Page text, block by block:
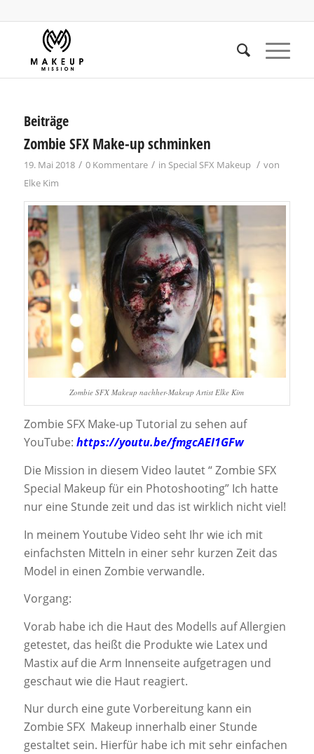
Beiträge
Zombie SFX Make-up schminken
19. Mai 2018 / 0 Kommentare / in Special SFX Makeup / von
Elke Kim
Zombie SFX Makeup nachher-Makeup Artist Elke Kim
Zombie SFX Make-up Tutorial zu sehen auf
YouTube: https://youtu.be/fmgcAEI1GFw
Die Mission in diesem Video lautet “ Zombie SFX
Special Makeup für ein Photoshooting” Ich hatte
nur eine Stunde zeit und das ist wirklich nicht viel!
In meinem Youtube Video seht Ihr wie ich mit
einfachsten Mitteln in einer sehr kurzen Zeit das
Model in einen Zombie verwandle.
Vorgang:
Vorab habe ich die Haut des Modells auf Allergien
getestet, das heißt die Produkte wie Latex und
Mastix auf die Arm Innenseite aufgetragen und
geschaut wie die Haut reagiert.
Nur durch eine gute Vorbereitung kann ein
Zombie SFX Makeup innerhalb einer Stunde
gestaltet sein. Hierfür habe ich mit sehr einfachen